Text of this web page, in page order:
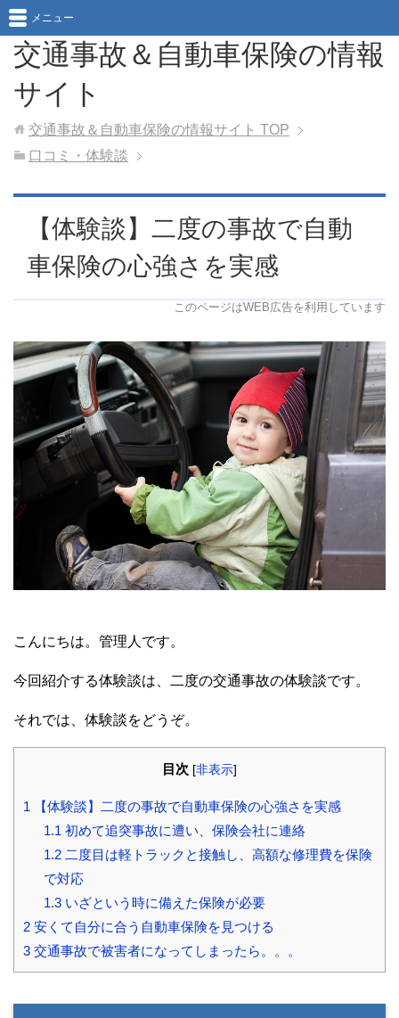
交通事故＆自動車保険の情報
サイト
メニュー
交通事故＆自動車保険の情報サイト TOP
口コミ・体験談
【体験談】二度の事故で自動
車保険の心強さを実感
このページはWEB広告を利用しています
こんにちは。管理人です。
今回紹介する体験談は、二度の交通事故の体験談です。
それでは、体験談をどうぞ。
目次 [非表示]
1 【体験談】二度の事故で自動車保険の心強さを実感
1.1 初めて追突事故に遭い、保険会社に連絡
1.2二度目は軽トラックと接触し、高額な修理費を保険
で対応
1.3いざという時に備えた保険が必要
2 安くて自分に合う自動車保険を見つける
3 交通事故で被害者になってしまったら。。。